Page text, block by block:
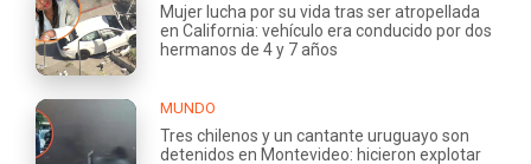
Mujer lucha por su vida tras ser atropellada
en California: vehículo era conducido por dos
hermanos de 4 y 7 años
MUNDO
Tres chilenos y un cantante uruguayo son
detenidos en Montevideo: hicieron explotar